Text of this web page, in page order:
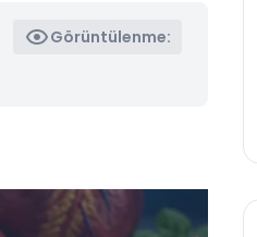
Görüntülenme: